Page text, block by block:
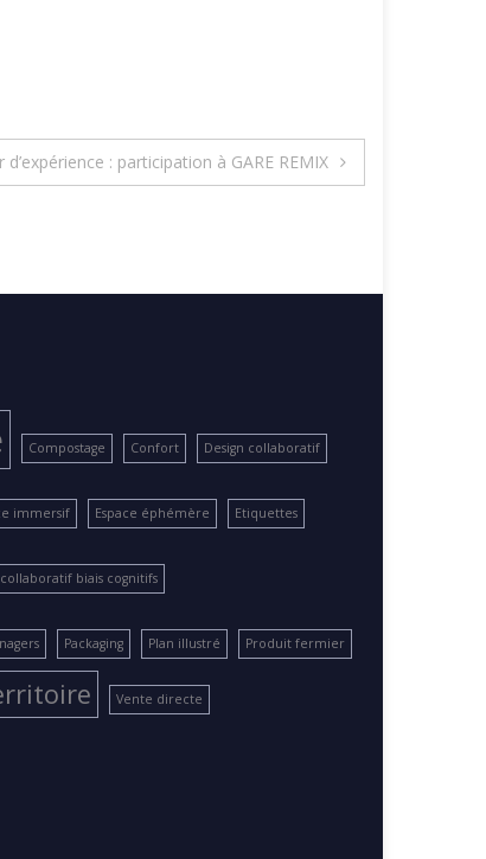
d’expérience : participation à GARE REMIX
Compostage Confort Design collaboratif
immersif Espace éphémère Etiquettes
biais cognitifs
Packaging Plan illustré Produit fermier
Vente directe